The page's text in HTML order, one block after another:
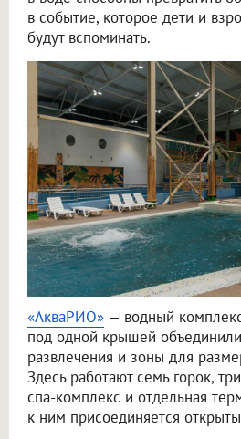
в событие, которое дети и
будут вспоминать.
«АкваРИО» — водный
под одной крышей
развлечения и зоны для
Здесь работают семь горок,
спа-комплекс и отдельная
к ним присоединяется